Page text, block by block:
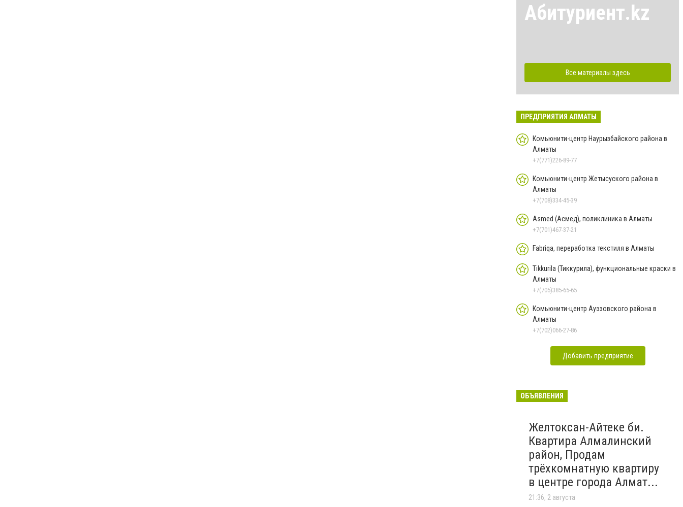
Абитуриент.kz
Все материалы здесь
ПРЕДПРИЯТИЯ АЛМАТЫ
Комьюнити-центр Наурызбайского района в
Алматы
+7(771)226-89-77
Комьюнити-центр Жетысуского района в
Алматы
+7(708)334-45-39
Asmed (Асмед), поликлиника в Алматы
+7(701)467-37-21
Fabriqa, переработка текстиля в Алматы
Tikkurila (Тиккурила), функциональные краски в
Алматы
+7(705)385-65-65
Комьюнити-центр Ауэзовского района в
Алматы
+7(702)066-27-86
Добавить предприятие
ОБЪЯВЛЕНИЯ
Желтоксан-Айтеке би.
Квартира Алмалинский
район, Продам
трёхкомнатную квартиру
в центре города Алмат...
21:36, 2 августа